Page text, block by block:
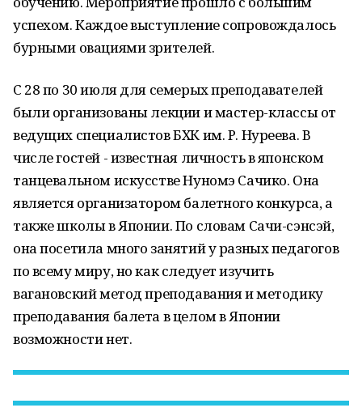
успехом. Каждое выступление сопровождалось
бурными овациями зрителей.
С 28 по 30 июля для семерых преподавателей
были организованы лекции и мастер-классы от
ведущих специалистов БХК им. Р. Нуреева. В
числе гостей - известная личность в японском
танцевальном искусстве Нуномэ Сачико. Она
является организатором балетного конкурса, а
также школы в Японии. По словам Сачи-сэнсэй,
она посетила много занятий у разных педагогов
по всему миру, но как следует изучить
вагановский метод преподавания и методику
преподавания балета в целом в Японии
возможности нет.